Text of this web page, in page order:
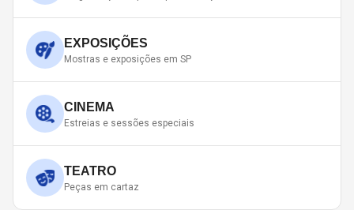
EXPOSIÇÕES
Mostras e exposições em SP
CINEMA
Estreias e sessões especiais
TEATRO
Peças em cartaz